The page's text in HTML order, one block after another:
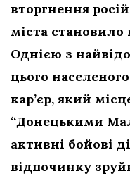
вторгнення
міста становило
Однією з
цього
кар’єр, який
“Донецькими
активні бойові
відпочинку